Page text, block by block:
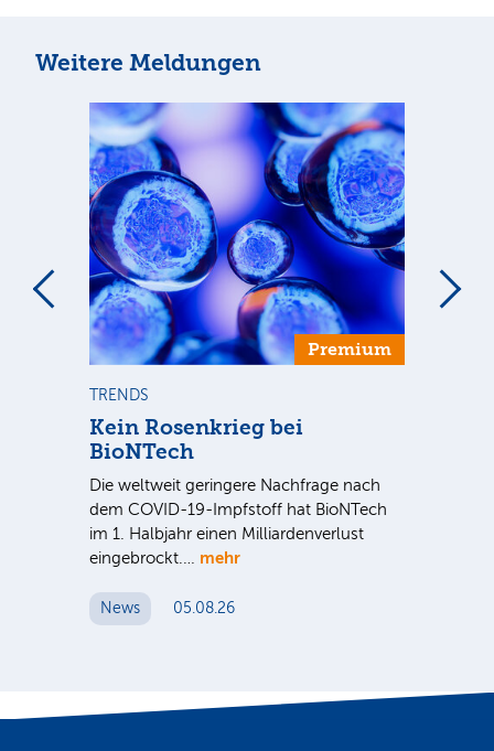
Weitere Meldungen
Premium
TRENDS
Kein Rosenkrieg bei
BioNTech
Die weltweit geringere Nachfrage nach
dem COVID-19-Impfstoff hat BioNTech
im 1. Halbjahr einen Milliardenverlust
eingebrockt.… mehr
News 05.08.26